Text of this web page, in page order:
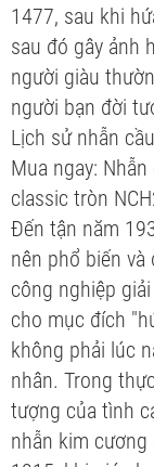
1477, sau khi
sau đó gây ảnh
người giàu
người bạn đời
Lịch sử nhẫn
Mua ngay:
classic tròn
Đến tận năm
nên phổ biến
công nghiệp
cho mục đích
không phải lúc
nhân. Trong
tượng của tình
nhẫn kim